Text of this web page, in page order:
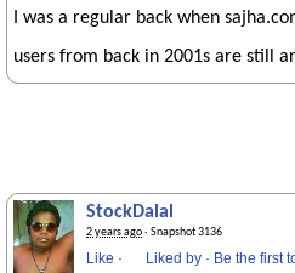
I was a regular back when
users from back in 2001s are still
StockDalal
2 years ago· Snapshot 3136
Like · Liked by · Be the first